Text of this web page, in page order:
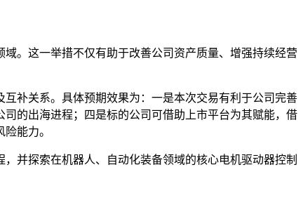
。这一举措不仅有助于改善公司资产质量、增强持续经营
补关系。具体预期效果为：一是本次交易有利于公司完善
的出海进程；四是标的公司可借助上市平台为其赋能，借
能力。
并探索在机器人、自动化装备领域的核心电机驱动器控制